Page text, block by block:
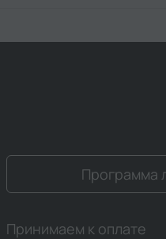
Программа
Принимаем к оплате